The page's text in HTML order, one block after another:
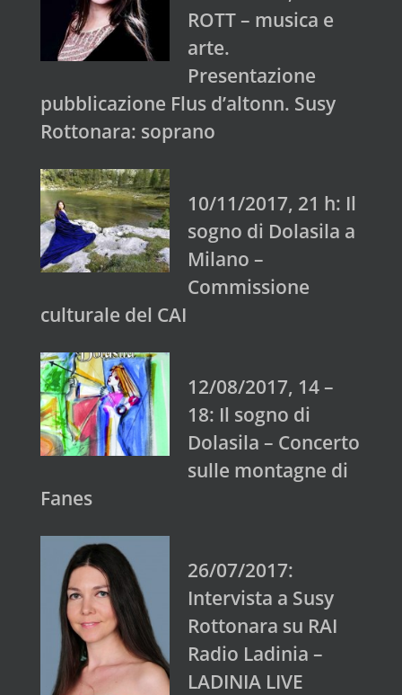
ROTT – musica e
arte.
Presentazione
pubblicazione Flus d’altonn. Susy
Rottonara: soprano
10/11/2017, 21 h: Il
sogno di Dolasila a
Milano –
Commissione
culturale del CAI
12/08/2017, 14 –
18: Il sogno di
Dolasila – Concerto
sulle montagne di
Fanes
26/07/2017:
Intervista a Susy
Rottonara su RAI
Radio Ladinia –
LADINIA LIVE